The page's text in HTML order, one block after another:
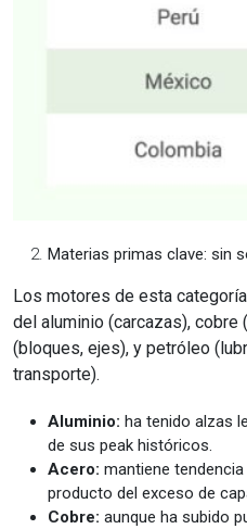
Materias primas clave: sin
Los motores de esta
del aluminio (carcazas), cobre
(bloques, ejes), y petróleo
transporte).
Aluminio: ha tenido alzas
de sus peak históricos.
Acero: mantiene
producto del exceso de
Cobre: aunque ha subido